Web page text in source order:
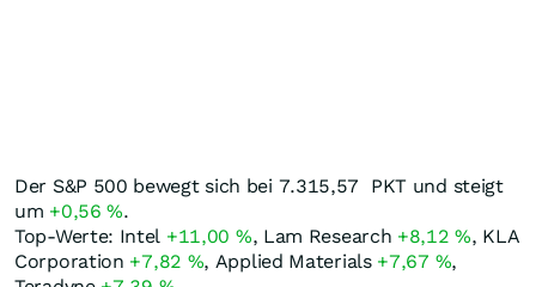
Der S&P 500 bewegt sich bei 7.315,57 PKT und steigt
um +0,56%.
Top-Werte: Intel +11,00 %, Lam Research +8,12%, KLA
Corporation +7,82 %, Applied Materials +7,67 %,